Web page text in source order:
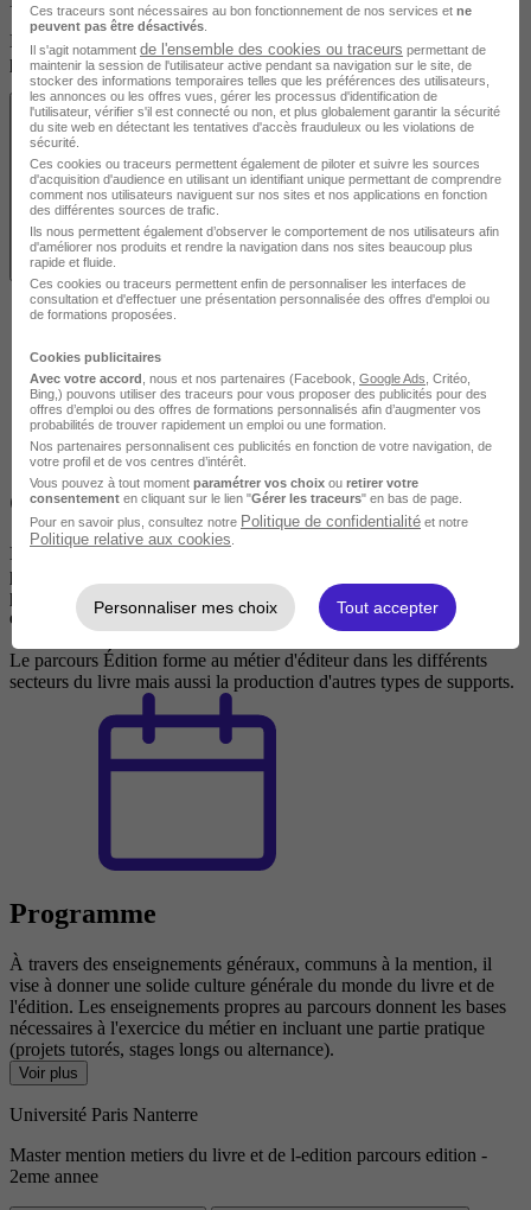
Découvrez les localités disponibles pour suivre cette formation en
présentiel.
Voir les localités
Objectifs
Le parcours Édition du master Métiers du livre et de l'édition
propose, sur deux ans, une formation complète, à la fois théorique et
pratique, au monde du livre et aux fondamentaux du métier
d'éditeur.
Le parcours Édition forme au métier d'éditeur dans les différents
secteurs du livre mais aussi la production d'autres types de supports.
Programme
À travers des enseignements généraux, communs à la mention, il
vise à donner une solide culture générale du monde du livre et de
l'édition. Les enseignements propres au parcours donnent les bases
nécessaires à l'exercice du métier en incluant une partie pratique
(projets tutorés, stages longs ou alternance).
Voir plus
Université Paris Nanterre
Master mention metiers du livre et de l-edition parcours edition -
2eme annee
Ces traceurs sont nécessaires au bon fonctionnement de nos services et ne
peuvent pas être désactivés
Il s'agit notamment de l'ensemble des cookies ou traceurs permettant de
maintenir la session de l'utilisateur active pendant sa navigation sur le site, de
stocker des informations temporaires telles que les préférences des utilisateurs,
les annonces ou les offres vues, gérer les processus d'identification de
l'utilisateur, vérifier s'il est connecté ou non, et plus globalement garantir la sécurité
du site web en détectant les tentatives d'accès frauduleux ou les violations de
sécurité.
Ces cookies ou traceurs permettent également de piloter et suivre les sources
d'acquisition d'audience en utilisant un identifiant unique permettant de comprendre
comment nos utilisateurs naviguent sur nos sites et nos applications en fonction
des différentes sources de trafic.
Ils nous permettent également d’observer le comportement de nos utilisateurs afin
d'améliorer nos produits et rendre la navigation dans nos sites beaucoup plus
rapide et fluide.
Ces cookies ou traceurs permettent enfin de personnaliser les interfaces de
consultation et d'effectuer une présentation personnalisée des offres d'emploi ou
de formations proposées.
Cookies publicitaires
Avec votre accord , nous et nos partenaires (Facebook, Google Ads , Critéo,
Bing,) pouvons utiliser des traceurs pour vous proposer des publicités pour des
offres d’emploi ou des offres de formations personnalisés afin d’augmenter vos
probabilités de trouver rapidement un emploi ou une formation.
Nos partenaires personnalisent ces publicités en fonction de votre navigation, de
votre profil et de vos centres d’intérêt.
Vous pouvez à tout moment paramétrer vos choix ou retirer votre
consentement en cliquant sur le lien "Gérer les traceurs" en bas de page.
Pour en savoir plus, consultez notre Politique de confidentialité et notre
Politique relative aux cookies
Personnaliser mes choix Tout accepter